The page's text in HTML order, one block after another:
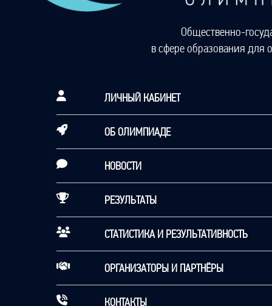
Общественно-
в сфере образования для
ЛИЧНЫЙ КАБИНЕТ
ОБ ОЛИМПИАДЕ
НОВОСТИ
РЕЗУЛЬТАТЫ
СТАТИСТИКА И РЕЗУЛЬТАТИВНОСТЬ
ОРГАНИЗАТОРЫ И ПАРТНЁРЫ
КОНТАКТЫ